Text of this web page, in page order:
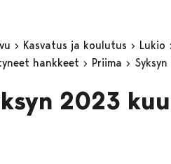
Kasvatus ja koulutus Lukio
hankkeet
Priima
2023